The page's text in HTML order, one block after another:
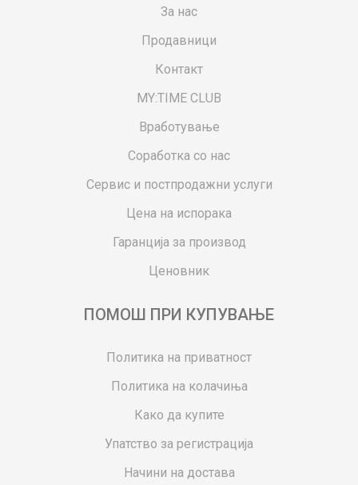
За нас
Продавници
Контакт
MY:TIME CLUB
Вработување
Соработка со нас
Сервис и постпродажни услуги
Цена на испорака
Гаранција за производ
Ценовник
ПОМОШ ПРИ КУПУВАЊЕ
Политика на приватност
Политика на колачиња
Како да купите
Упатство за регистрација
Начини на достава